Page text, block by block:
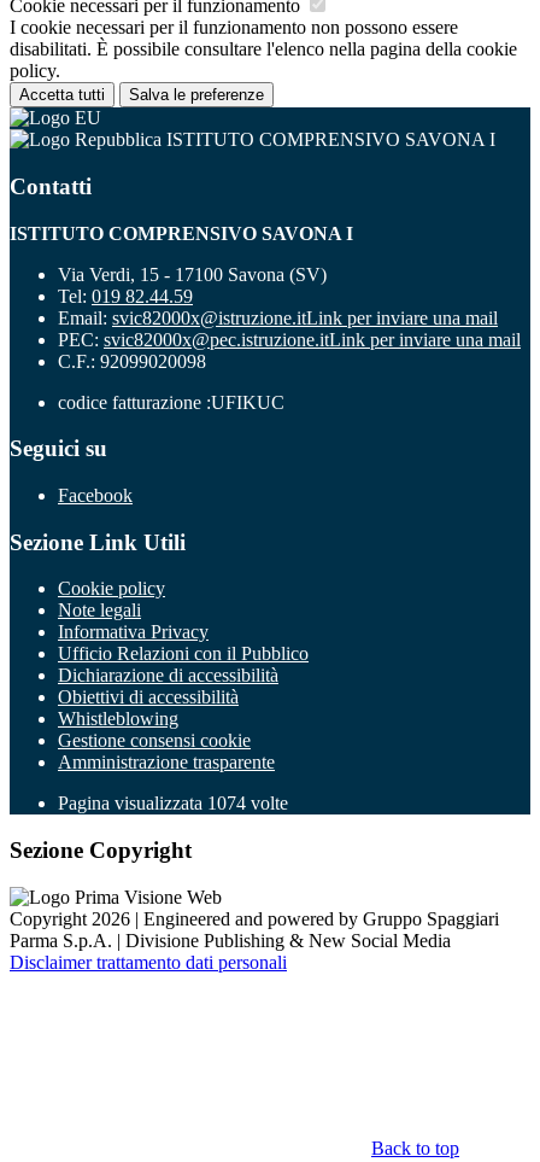
Cookie necessari per il funzionamento
I cookie necessari per il funzionamento non possono essere
disabilitati. È possibile consultare l'elenco nella pagina della cookie
policy.
Accetta tutti Salva le preferenze
ISTITUTO COMPRENSIVO SAVONA I
Contatti
ISTITUTO COMPRENSIVO SAVONA I
Via Verdi, 15 - 17100 Savona (SV)
Tel: 019 82.44.59
Email: svic82000x@istruzione.itLink per inviare una mail
PEC: svic82000x@pec.istruzione.itLink per inviare una mail
C.F.: 92099020098
codice fatturazione :UFIKUC
Seguici su
Facebook
Sezione Link Utili
Cookie policy
Note legali
Informativa Privacy
Ufficio Relazioni con il Pubblico
Dichiarazione di accessibilità
Obiettivi di accessibilità
Whistleblowing
Gestione consensi cookie
Amministrazione trasparente
Pagina visualizzata 1074 volte
Sezione Copyright
Copyright 2026 | Engineered and powered by Gruppo Spaggiari
Parma S.p.A. | Divisione Publishing & New Social Media
Disclaimer trattamento dati personali
Back to top